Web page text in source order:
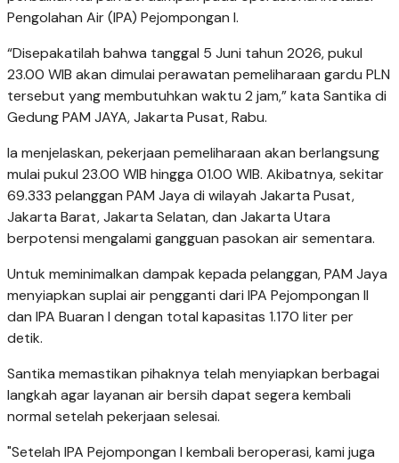
Pengolahan Air (IPA) Pejompongan I.
“Disepakatilah bahwa tanggal 5 Juni tahun 2026, pukul
23.00 WIB akan dimulai perawatan pemeliharaan gardu PLN
tersebut yang membutuhkan waktu 2 jam,” kata Santika di
Gedung PAM JAYA, Jakarta Pusat, Rabu.
Ia menjelaskan, pekerjaan pemeliharaan akan berlangsung
mulai pukul 23.00 WIB hingga 01.00 WIB. Akibatnya, sekitar
69.333 pelanggan PAM Jaya di wilayah Jakarta Pusat,
Jakarta Barat, Jakarta Selatan, dan Jakarta Utara
berpotensi mengalami gangguan pasokan air sementara.
Untuk meminimalkan dampak kepada pelanggan, PAM Jaya
menyiapkan suplai air pengganti dari IPA Pejompongan II
dan IPA Buaran I dengan total kapasitas 1.170 liter per
detik.
Santika memastikan pihaknya telah menyiapkan berbagai
langkah agar layanan air bersih dapat segera kembali
normal setelah pekerjaan selesai.
"Setelah IPA Pejompongan I kembali beroperasi, kami juga